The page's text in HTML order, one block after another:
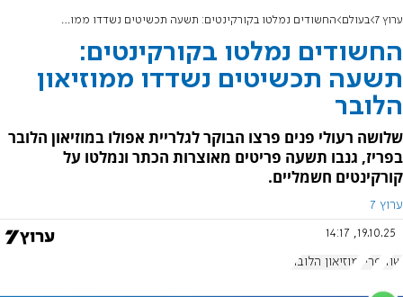
ערוץ 7 בעולם החשודים נמלטו בקורקינטים: תשעה תכשיטים נשדדו ממוזיאון הלובר
החשודים נמלטו בקורקינטים:
תשעה תכשיטים נשדדו ממוזיאון
הלובר
שלושה רעולי פנים פרצו הבוקר לגלריית אפולו במוזיאון הלובר
בפריז, גנבו תשעה פריטים מאוצרות הכתר ונמלטו על
קורקינטים חשמליים.
ערוץ 7
19.10.25, 14:17
שוד פריז מוזיאון הלובר